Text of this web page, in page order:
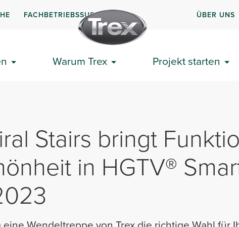
FACHBETRIEBSSUSCHE ÜBER UNS
Warum Trex Projekt starten
Stairs bringt
in HGTV®